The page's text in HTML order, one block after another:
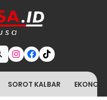
SOROT KALBAR